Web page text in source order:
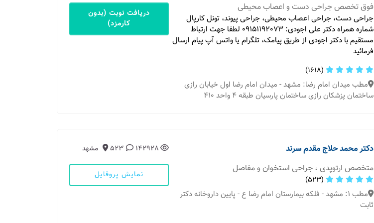
فوق تخصص جراحی دست و اعصاب محیطی
جراحی دست، جراحی اعصاب محیطی، جراحی پیوند، تونل کارپال
شماره همراه دکتر علی اجودی: 09151192073 لطفا جهت ارتباط
مستقیم با دکتر اجودی از طریق پیامک، تلگرام یا واتس آپ پیام ارسال
فرمائید
(1618)
مطب میدان امام رضا: مشهد - میدان امام رضا اول خیابان رازی
ساختمان پزشکان رازی ساختمان پارسیان طبقه 4 واحد 410
دریافت نوبت (بدون
کارمزد)
دکتر محمد حلاج مقدم سرند
متخصص ارتوپدی ، جراحی استخوان و مفاصل
(523)
مطب 1: مشهد - فلکه بیمارستان امام رضا ع - پایین داروخانه دکتر
ثابت
142928
523 مشهد
نمایش پروفایل